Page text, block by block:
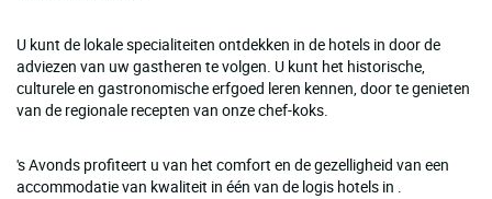
U kunt de lokale specialiteiten ontdekken in de hotels in door de
adviezen van uw gastheren te volgen. U kunt het historische,
culturele en gastronomische erfgoed leren kennen, door te genieten
van de regionale recepten van onze chef-koks.
's Avonds profiteert u van het comfort en de gezelligheid van een
accommodatie van kwaliteit in één van de logis hotels in .